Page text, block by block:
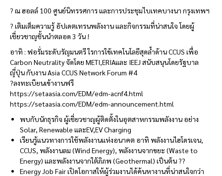
? ณ ฮอลล์ 100 ศูนย์นิทรรศการ และการประชุมไบเทคบางนา กรุงเทพฯ
? เติมเต็มความรู้ อัปเดตเทรนพลังงาน และกิจกรรมที่น่าสนใจ โดยผู้
เชี่ยวชาญชั้นนำตลอด 3 วัน !
อาทิ : ฟอรั่มระดับรัญมนตรี ใรการใข้เทคโนโลยีสุดล้ำด้าน CCUS เพื่อ
Carbon Neutrality จัดโดย METI,ERIAและ IEEJ สนับสนุนโดยรัฐบาล
ญี่ปุ่น กับงาน Asia CCUS Network Forum #4
?ลงทะเบียนเข้างานฟรี
https://setaasia.com/EDM/edm-acnf4.html
https://setaasia.com/EDM/edm-announcement.html
พบกับนักธุรกิจ ผู้เชี่ยวชาญผู้ติดตั้งในอุตสาหกรรมพลังงาน อย่าง
Solar, Renewable และEV,EV Charging
เรียนรู้แนวทางการใช้พลังงานแห่งอนาคต อาทิ พลังงานไฮโดรเจน,
CCUS, พลังงานลม (Wind Energy), พลังงานจากขยะ (Waste to
Energy) และพลังงานจากใต้ภิภพ (Geothermal) เป็นต้น ??
Energy Job Fair เปิดโอกาสให้ผู้ร่วมงานได้ค้นหางานที่น่าสนใจกว่า